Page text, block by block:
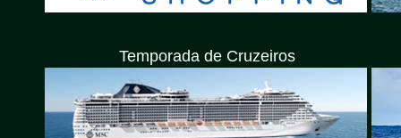
Temporada de Cruzeiros